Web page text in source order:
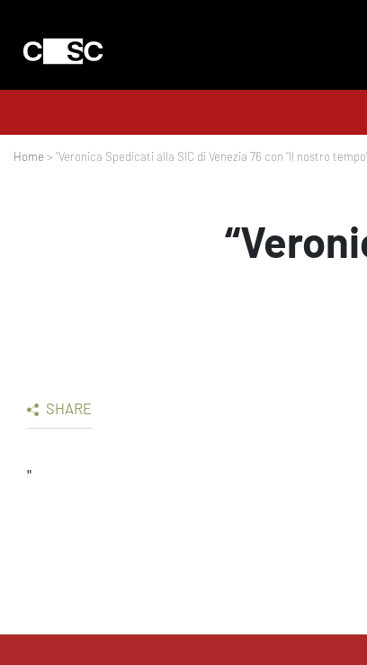
Home > “Veronica Spedicati alla SIC di Venezia 76 con “Il nostro
SHARE
"